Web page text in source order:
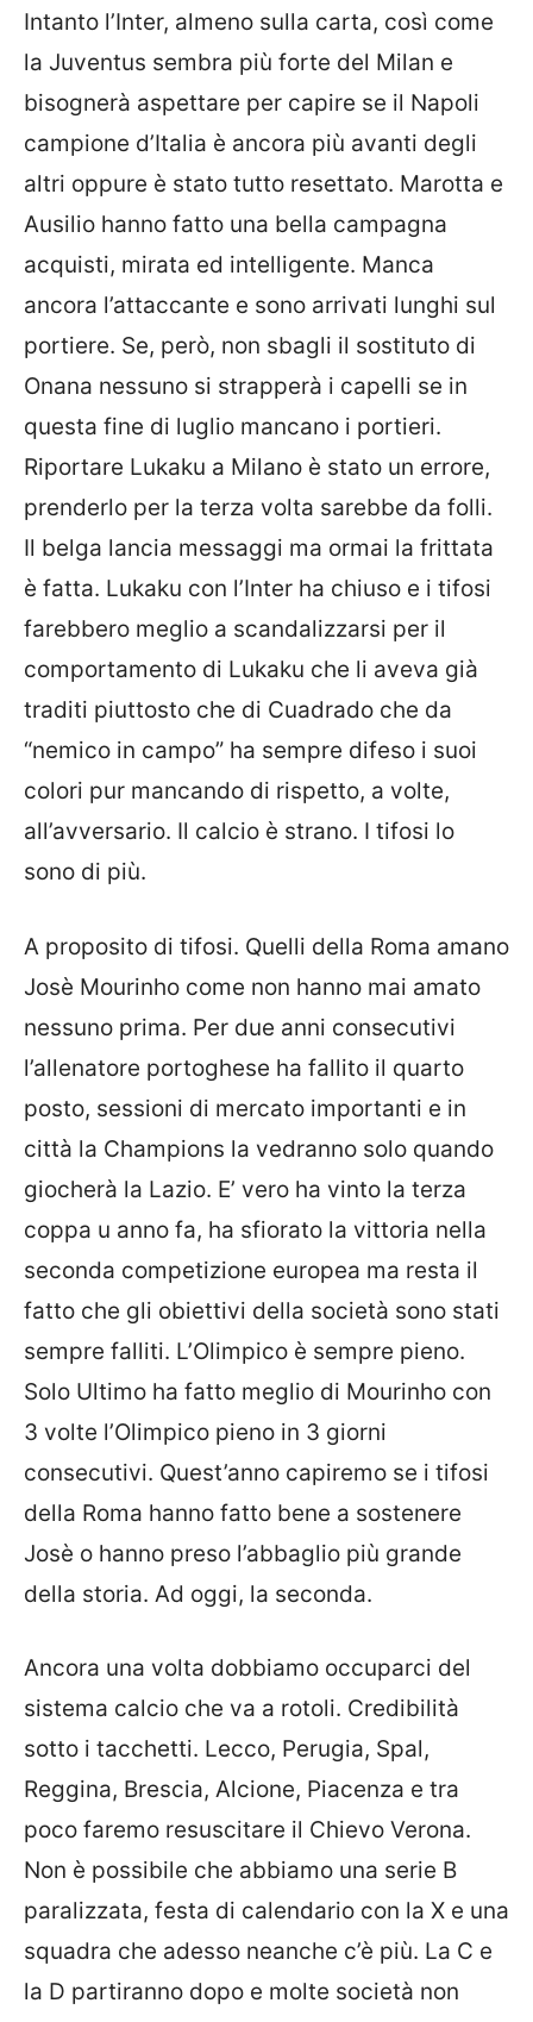
Intanto l’Inter, almeno sulla carta, così come
la Juventus sembra più forte del Milan e
bisognerà aspettare per capire se il Napoli
campione d’Italia è ancora più avanti degli
altri oppure è stato tutto resettato. Marotta e
Ausilio hanno fatto una bella campagna
acquisti, mirata ed intelligente. Manca
ancora l’attaccante e sono arrivati lunghi sul
portiere. Se, però, non sbagli il sostituto di
Onana nessuno si strapperà i capelli se in
questa fine di luglio mancano i portieri.
Riportare Lukaku a Milano è stato un errore,
prenderlo per la terza volta sarebbe da folli.
Il belga lancia messaggi ma ormai la frittata
è fatta. Lukaku con l’Inter ha chiuso e i tifosi
farebbero meglio a scandalizzarsi per il
comportamento di Lukaku che li aveva già
traditi piuttosto che di Cuadrado che da
“nemico in campo” ha sempre difeso i suoi
colori pur mancando di rispetto, a volte,
all’avversario. Il calcio è strano. I tifosi lo
sono di più.
A proposito di tifosi. Quelli della Roma amano
Josè Mourinho come non hanno mai amato
nessuno prima. Per due anni consecutivi
l’allenatore portoghese ha fallito il quarto
posto, sessioni di mercato importanti e in
città la Champions la vedranno solo quando
giocherà la Lazio. E’ vero ha vinto la terza
coppa u anno fa, ha sfiorato la vittoria nella
seconda competizione europea ma resta il
fatto che gli obiettivi della società sono stati
sempre falliti. L’Olimpico è sempre pieno.
Solo Ultimo ha fatto meglio di Mourinho con
3 volte l’Olimpico pieno in 3 giorni
consecutivi. Quest’anno capiremo se i tifosi
della Roma hanno fatto bene a sostenere
Josè o hanno preso l’abbaglio più grande
della storia. Ad oggi, la seconda.
Ancora una volta dobbiamo occuparci del
sistema calcio che va a rotoli. Credibilità
sotto i tacchetti. Lecco, Perugia, Spal,
Reggina, Brescia, Alcione, Piacenza e tra
poco faremo resuscitare il Chievo Verona.
Non è possibile che abbiamo una serie B
paralizzata, festa di calendario con la X e una
squadra che adesso neanche c’è più. La C e
la D partiranno dopo e molte società non